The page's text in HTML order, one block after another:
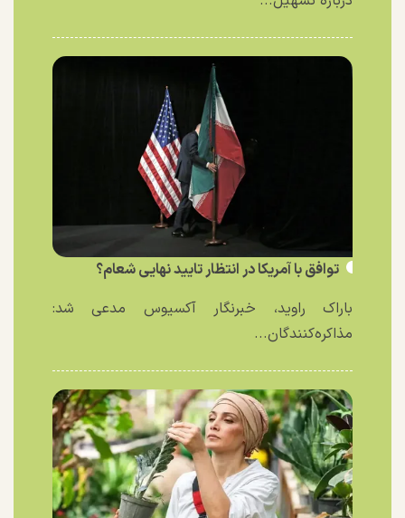
توافق با آمریکا در انتظار تایید نهایی شعام؟
باراک راوید، خبرنگار آکسیوس مدعی شد:
مذاکره‌کنندگان...